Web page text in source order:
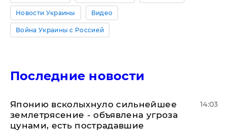
Новости Украины Видео
Война Украины с Россией
Последние новости
Японию всколыхнуло сильнейшее
землетрясение - объявлена угроза
цунами, есть пострадавшие
14:03